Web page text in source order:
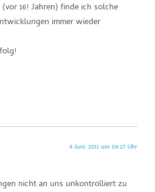
16! Jahren) finde ich solche
immer wieder
9 Juni, 2011 um 09:27 Uhr
nicht an uns unkontrolliert zu